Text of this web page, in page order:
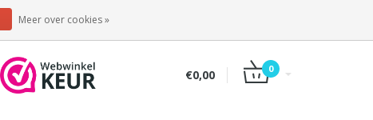
€0,00 0
Meer over cookies »